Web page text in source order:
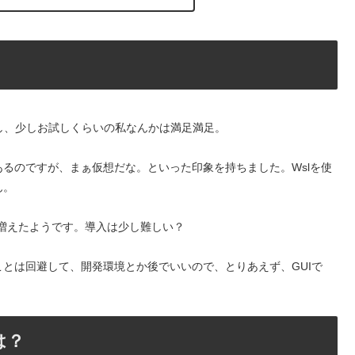
少しお試しくらいの私なんかは満足満足。
のですが、まぁ仮想だな。といった印象を持ちました。Wslを使
たようです。導入は少し難しい？
は回避して、開発環境とか後でいいので、とりあえず、GUIで